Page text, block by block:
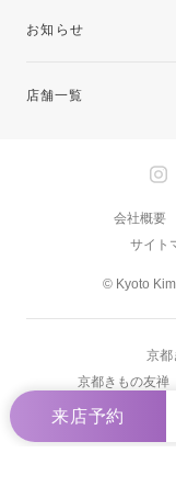
来店予約
お知らせ
店舗一覧
九州
© Kyoto
会社概要
サイト
京都
京都きもの友禅